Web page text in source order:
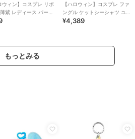
ウィン】コスプレ リボ
紫 レディース パープ
【ハロウィン】コスプレ ファ
ングル ケットシーシャツ ユニ
セックス グレー ハロウィーン
¥4,389
もっとみる